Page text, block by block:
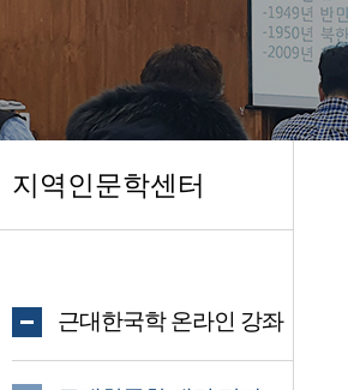
지역인문학센터
근대한국학 온라인 강좌